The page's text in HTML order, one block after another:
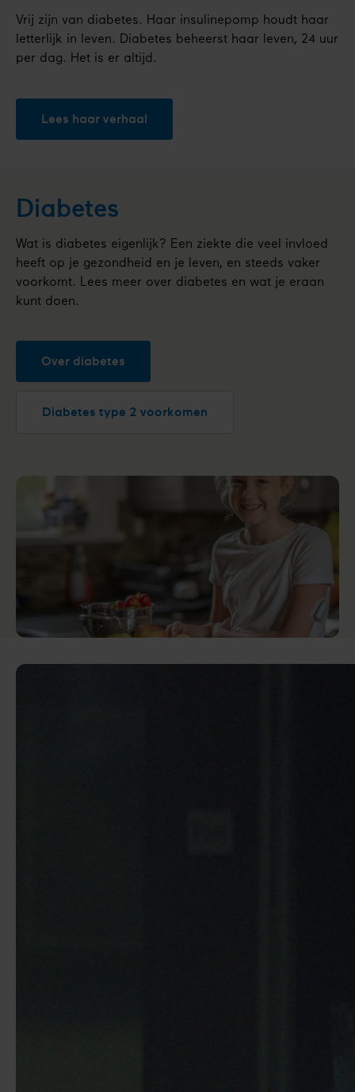
Vrij zijn van diabetes. Haar insulinepomp houdt haar
letterlijk in leven. Diabetes beheerst haar leven, 24 uur
per dag. Het is er altijd.
Lees haar verhaal
Diabetes
Wat is diabetes eigenlijk? Een ziekte die veel invloed
heeft op je gezondheid en je leven, en steeds vaker
voorkomt. Lees meer over diabetes en wat je eraan
kunt doen.
Over diabetes
Diabetes type 2 voorkomen